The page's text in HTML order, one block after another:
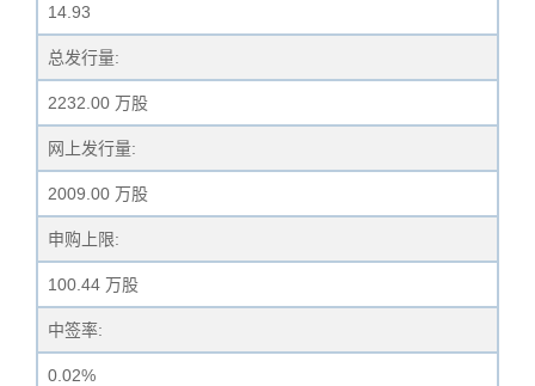
14.93
总发行量:
2232.00 万股
网上发行量:
2009.00 万股
申购上限:
100.44 万股
中签率:
0.02%